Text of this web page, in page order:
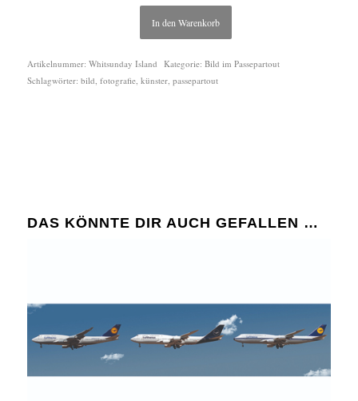
In den Warenkorb
Artikelnummer: Whitsunday Island Kategorie: Bild im Passepartout
Schlagwörter: bild, fotografie, künster, passepartout
DAS KÖNNTE DIR AUCH GEFALLEN …